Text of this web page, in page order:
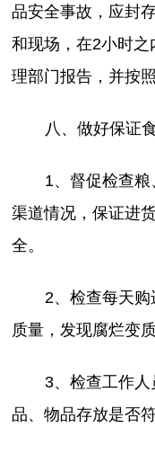
品安全事故，应封
和现场，在2小时
理部门报告，并按
八、做好保证
1、督促检查
渠道情况，保证进
全。
2、检查每天
质量，发现腐烂变
3、检查工作
品、物品存放是否